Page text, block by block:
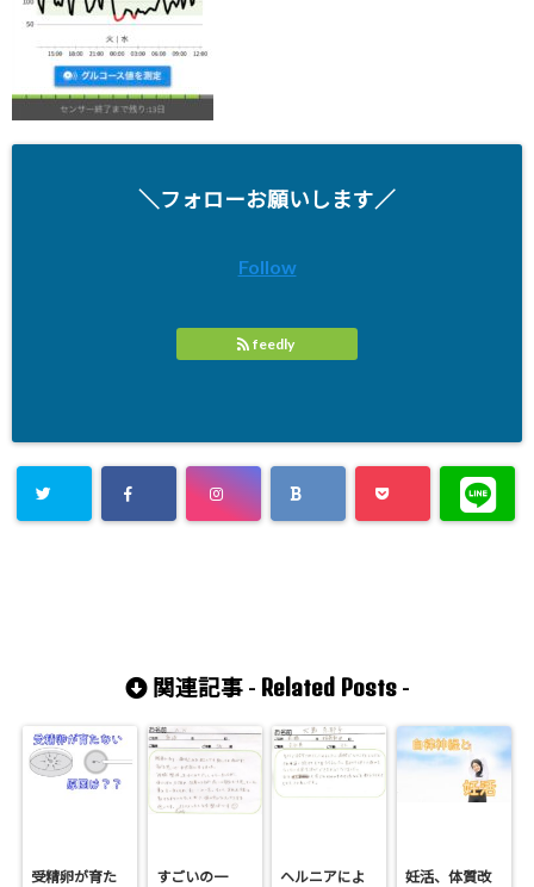
＼フォローお願いします／
Follow
feedly
関連記事 - Related Posts-
受精卵が育た
すごいの一
ヘルニアによ
妊活、体質改